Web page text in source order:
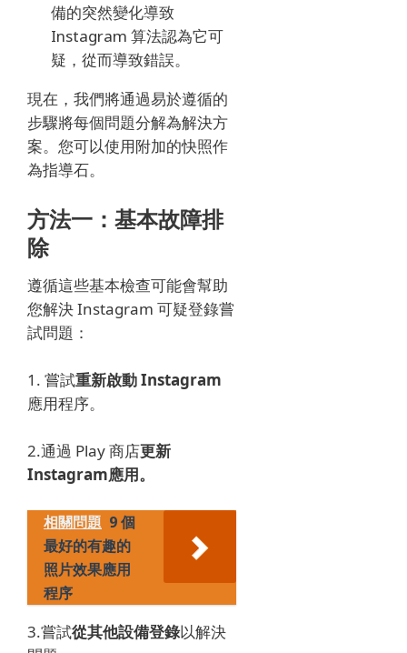
備的突然變化導致
Instagram 算法認為它可
疑，從而導致錯誤。
現在，我們將通過易於遵循的
步驟將每個問題分解為解決方
案。 您可以使用附加的快照作
為指導石。
方法一：基本故障排
除
遵循這些基本檢查可能會幫助
您解決 Instagram 可疑登錄嘗
試問題：
1. 嘗試重新啟動 Instagram
應用程序。
2.通過 Play 商店更新
Instagram應用。
相關問題 9 個
最好的有趣的
照片效果應用
程序
3.嘗試從其他設備登錄以解決